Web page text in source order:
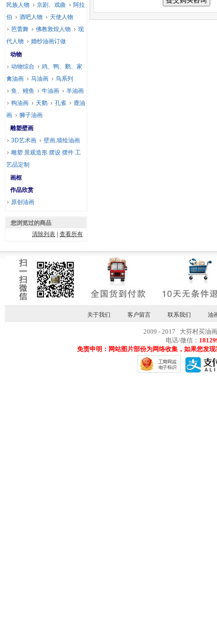
民族人物
京剧、戏曲
阿拉
伯
酒吧人物
天使人物
芭蕾舞
佛教敦煌人物
现
代人物
婚纱油画订做
动物
动物综合
鸡、鸭、鹅、家
禽油画
马油画
鸟系列
鱼、鲤鱼
牛油画
羊油画
狗油画
天鹅 孔雀
鹿油
画
狮子油画
雕塑壁画
3D艺术画
壁画,墙绘油画
雕塑 景观造形 摆设 摆件 工
艺品定制
画框
作品欣赏
原创油画
您浏览过的商品
清除列表 |查看所有
关于我们 客户留言 联系我们 油
2009 - 2017 大芬村买油
电话/微信：
免责申明：网站图片部份为网络收集，如果您发